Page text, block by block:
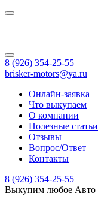
8 (926) 354-25-55
brisker-motors@ya.ru
Онлайн-заявка
Что выкупаем
О компании
Полезные статьи
Отзывы
Вопрос/Ответ
Контакты
8 (926) 354-25-55
Выкупим любое Авто